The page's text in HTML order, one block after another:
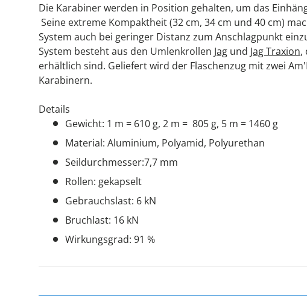
Die Karabiner werden in Position gehalten, um das
Seine extreme Kompaktheit (32 cm, 34 cm und 40 cm)
System auch bei geringer Distanz zum Anschlagpunkt
System besteht aus den Umlenkrollen Jag und Jag Traxion,
erhältlich sind. Geliefert wird der Flaschenzug mit zwei
Karabinern.
Details
Gewicht: 1 m = 610 g, 2 m = 805 g, 5 m = 1460 g
Material: Aluminium, Polyamid, Polyurethan
Seildurchmesser:7,7 mm
Rollen: gekapselt
Gebrauchslast: 6 kN
Bruchlast: 16 kN
Wirkungsgrad: 91 %